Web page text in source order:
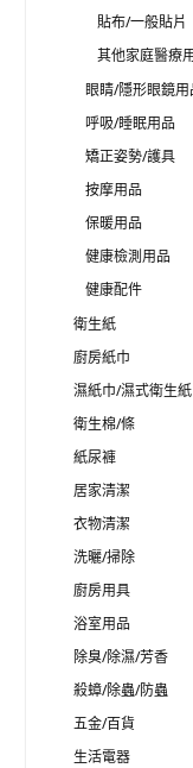
貼布/一般貼片
其他家庭醫療
眼睛/隱形眼鏡用
呼吸/睡眠用品
矯正姿勢/護具
按摩用品
保暖用品
健康檢測用品
健康配件
衛生紙
廚房紙巾
濕紙巾/濕式衛生紙
衛生棉/條
紙尿褲
居家清潔
衣物清潔
洗曬/掃除
廚房用具
浴室用品
除臭/除濕/芳香
殺蟑/除蟲/防蟲
五金/百貨
生活電器